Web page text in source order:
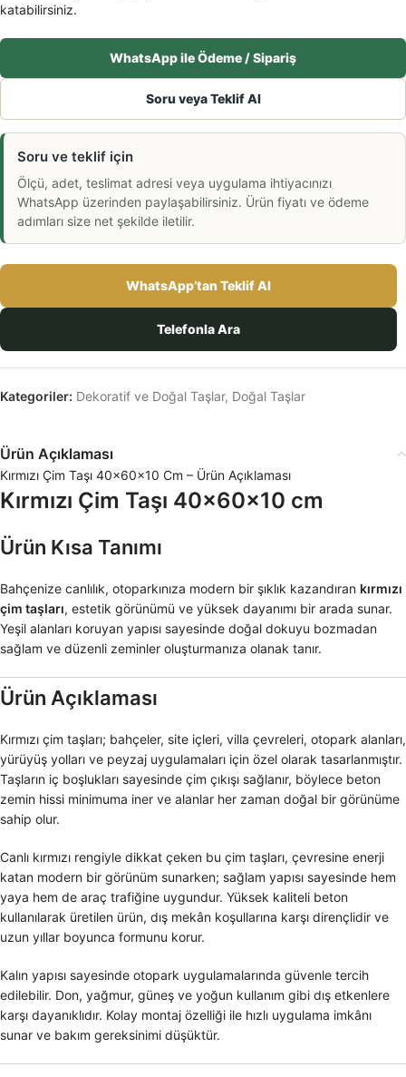
katabilirsiniz.
WhatsApp ile Ödeme / Sipariş
Soru veya Teklif Al
Soru ve teklif için
Ölçü, adet, teslimat adresi veya uygulama ihtiyacınızı
WhatsApp üzerinden paylaşabilirsiniz. Ürün fiyatı ve ödeme
adımları size net şekilde iletilir.
WhatsApp’tan Teklif Al
Telefonla Ara
Kategoriler: Dekoratif ve Doğal Taşlar, Doğal Taşlar
Ürün Açıklaması
Kırmızı Çim Taşı 40×60×10 Cm – Ürün Açıklaması
Kırmızı Çim Taşı 40×60×10 cm
Ürün Kısa Tanımı
Bahçenize canlılık, otoparkınıza modern bir şıklık kazandıran kırmızı
çim taşları, estetik görünümü ve yüksek dayanımı bir arada sunar.
Yeşil alanları koruyan yapısı sayesinde doğal dokuyu bozmadan
sağlam ve düzenli zeminler oluşturmanıza olanak tanır.
Ürün Açıklaması
Kırmızı çim taşları; bahçeler, site içleri, villa çevreleri, otopark alanları,
yürüyüş yolları ve peyzaj uygulamaları için özel olarak tasarlanmıştır.
Taşların iç boşlukları sayesinde çim çıkışı sağlanır, böylece beton
zemin hissi minimuma iner ve alanlar her zaman doğal bir görünüme
sahip olur.
Canlı kırmızı rengiyle dikkat çeken bu çim taşları, çevresine enerji
katan modern bir görünüm sunarken; sağlam yapısı sayesinde hem
yaya hem de araç trafiğine uygundur. Yüksek kaliteli beton
kullanılarak üretilen ürün, dış mekân koşullarına karşı dirençlidir ve
uzun yıllar boyunca formunu korur.
Kalın yapısı sayesinde otopark uygulamalarında güvenle tercih
edilebilir. Don, yağmur, güneş ve yoğun kullanım gibi dış etkenlere
karşı dayanıklıdır. Kolay montaj özelliği ile hızlı uygulama imkânı
sunar ve bakım gereksinimi düşüktür.